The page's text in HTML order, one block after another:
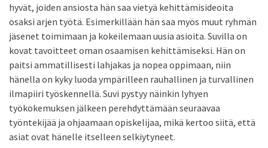
hyvät, joiden ansiosta hän saa vietyä kehittämisideoita
osaksi arjen työtä. Esimerkillään hän saa myös muut ryhmän
jäsenet toimimaan ja kokeilemaan uusia asioita. Suvilla on
kovat tavoitteet oman osaamisen kehittämiseksi. Hän on
paitsi ammatillisesti lahjakas ja nopea oppimaan, niin
hänella on kyky luoda ympärilleen rauhallinen ja turvallinen
ilmapiiri työskennellä. Suvi pystyy näinkin lyhyen
työkokemuksen jälkeen perehdyttämään seuraavaa
työntekijää ja ohjaamaan opiskelijaa, mikä kertoo siitä, että
asiat ovat hänelle itselleen selkiytyneet.